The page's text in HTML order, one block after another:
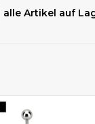
alle Artikel auf
mit Glitzersteinen